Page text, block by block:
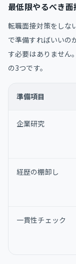
最低限やるべき
転職面接対策をしな
で準備すればいいの
す必要はありません
の3つです。
準備項目
企業研究
経歴の棚卸し
一貫性チェック